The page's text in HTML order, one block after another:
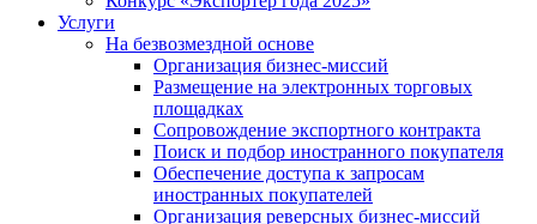
Услуги
На безвозмездной основе
Организация бизнес-миссий
Размещение на электронных торговых
площадках
Сопровождение экспортного контракта
Поиск и подбор иностранного покупателя
Обеспечение доступа к запросам
иностранных покупателей
Организация реверсных бизнес-миссий